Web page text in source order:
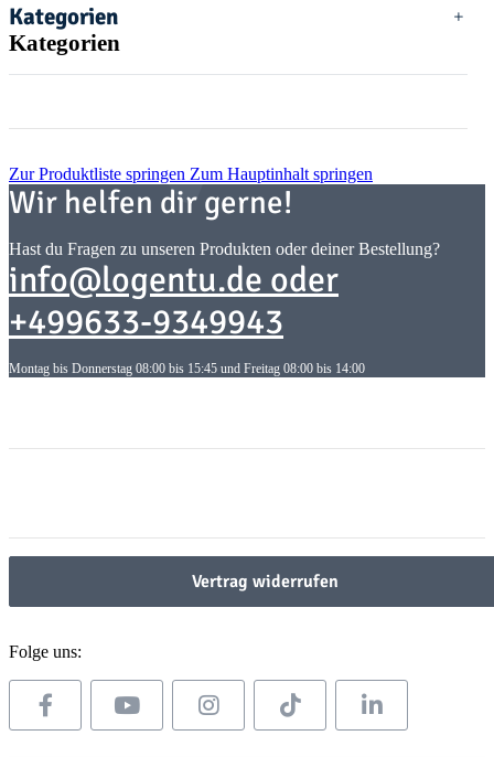
Kategorien
Kategorien
Zur Produktliste springen Zum Hauptinhalt springen
Wir helfen dir gerne!
Hast du Fragen zu unseren Produkten oder deiner Bestellung?
info@logentu.de oder
+499633-9349943
Montag bis Donnerstag 08:00 bis 15:45 und Freitag 08:00 bis 14:00
Vertrag widerrufen
Folge uns: